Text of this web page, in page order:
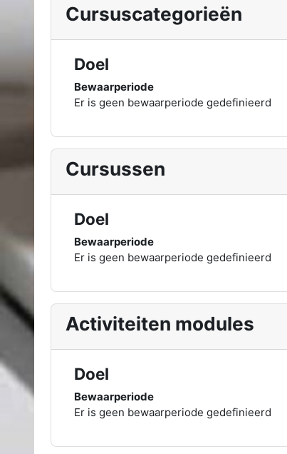
Cursuscategorieën
Doel
Bewaarperiode
Er is geen bewaarperiode gedefinieerd
Cursussen
Doel
Bewaarperiode
Er is geen bewaarperiode gedefinieerd
Activiteiten modules
Doel
Bewaarperiode
Er is geen bewaarperiode gedefinieerd